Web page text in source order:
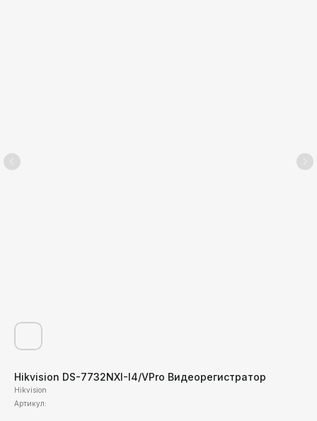
Hikvision DS-7732NXI-I4/VPro Видеорегистратор
Hikvision
Артикул: